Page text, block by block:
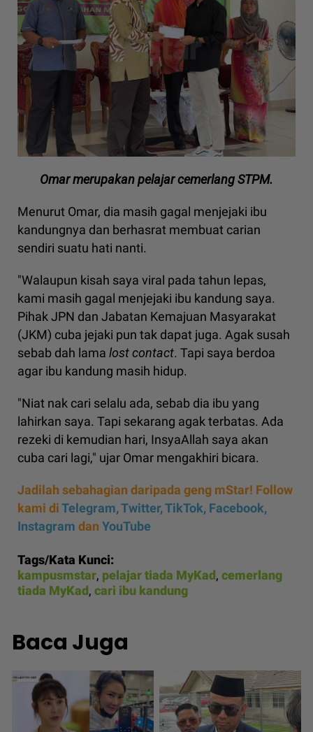
Omar merupakan pelajar cemerlang STPM.
Menurut Omar, dia masih gagal menjejaki ibu
kandungnya dan berhasrat membuat carian
sendiri suatu hati nanti.
"Walaupun kisah saya viral pada tahun lepas,
kami masih gagal menjejaki ibu kandung saya.
Pihak JPN dan Jabatan Kemajuan Masyarakat
(JKM) cuba jejaki pun tak dapat juga. Agak susah
sebab dah lama lost contact. Tapi saya berdoa
agar ibu kandung masih hidup.
"Niat nak cari selalu ada, sebab dia ibu yang
lahirkan saya. Tapi sekarang agak terbatas. Ada
rezeki di kemudian hari, InsyaAllah saya akan
cuba cari lagi," ujar Omar mengakhiri bicara.
Jadilah sebahagian daripada geng mStar! Follow
kami diTelegram,Twitter,TikTok, Facebook,
Instagram dan YouTube
Tags/Kata Kunci:
kampusmstar, pelajar tiada MyKad, cemerlang
tiada MyKad, cari ibu kandung
Baca Juga